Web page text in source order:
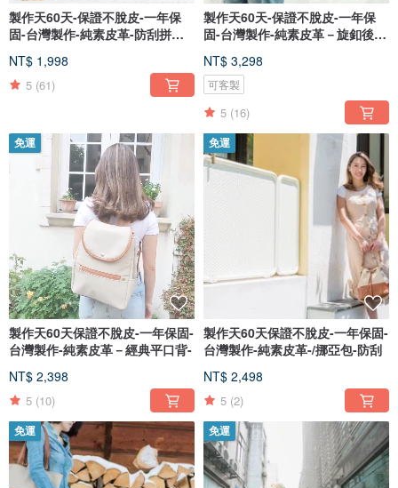
製作天60天-保證不脫皮-一年保
固-台灣製作-純素皮革-防刮拼接
NT$ 1,998
5 (61)
製作天60天-保證不脫皮-一年保
固-台灣製作-純素皮革－旋釦後背
NT$ 3,298
可客製
5 (16)
免運
製作天60天保證不脫皮-一年保固-
台灣製作-純素皮革－經典平口背-
NT$ 2,398
5 (10)
免運
製作天60天保證不脫皮-一年保固-
台灣製作-純素皮革-/挪亞包-防刮
NT$ 2,498
5 (2)
免運 免運